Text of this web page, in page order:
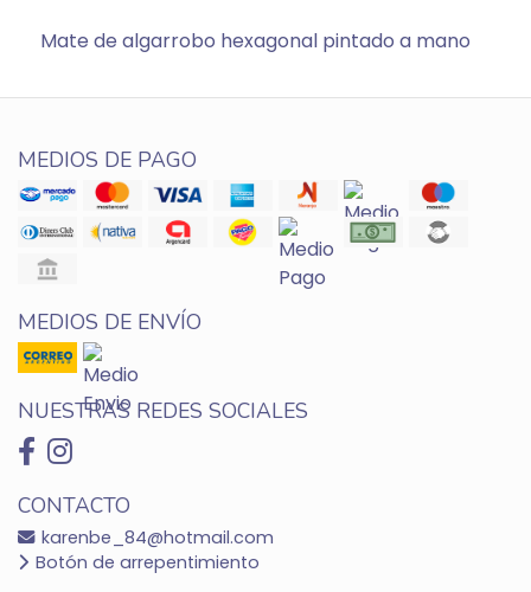
Mate de algarrobo hexagonal pintado a mano
MEDIOS DE PAGO
MEDIOS DE ENVÍO
NUESTRAS REDES SOCIALES
CONTACTO
karenbe_84@hotmail.com
Botón de arrepentimiento